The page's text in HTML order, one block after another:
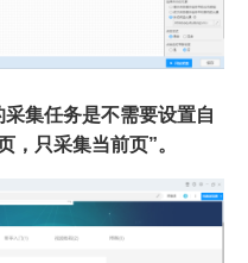
集任务是不需要设置自
，只采集当前页”。